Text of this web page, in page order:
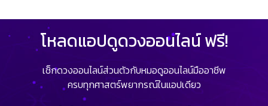
โหลดแอปดูดวงออนไลน์ ฟรี!
เช็กดวงออนไลน์ส่วนตัวกับหมอดูออนไลน์มืออาชีพ
ครบทุกศาสตร์พยากรณ์ในแอปเดียว